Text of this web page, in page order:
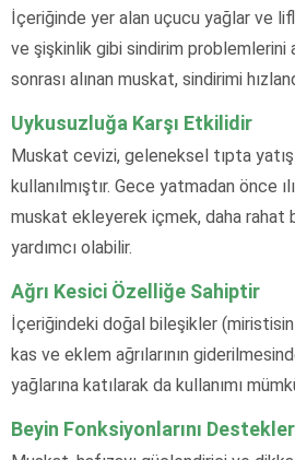
İçeriğinde yer alan uçucu yağlar ve
ve şişkinlik gibi sindirim problemlerini
sonrası alınan muskat, sindirimi
Uykusuzluğa Karşı Etkilidir
Muskat cevizi, geleneksel tıpta
kullanılmıştır. Gece yatmadan önce
muskat ekleyerek içmek, daha rahat
yardımcı olabilir.
Ağrı Kesici Özelliğe Sahiptir
İçeriğindeki doğal bileşikler
kas ve eklem ağrılarının
yağlarına katılarak da kullanımı
Beyin Fonksiyonlarını Destekler